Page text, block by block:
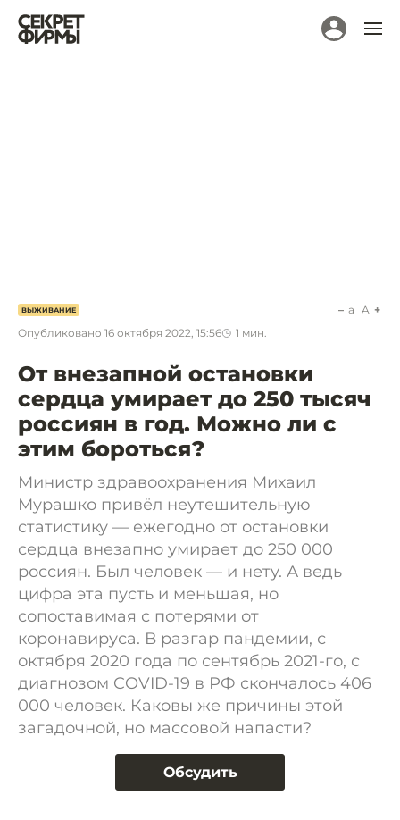
ВЫЖИВАНИЕ
Опубликовано 16 октября 2022, 15:56 1 мин.
a A
От внезапной остановки
сердца умирает до 250 тысяч
россиян в год. Можно ли с
этим бороться?
Министр здравоохранения Михаил
Мурашко привёл неутешительную
статистику — ежегодно от остановки
сердца внезапно умирает до 250 000
россиян. Был человек — и нету. А ведь
цифра эта пусть и меньшая, но
сопоставимая с потерями от
коронавируса. В разгар пандемии, с
октября 2020 года по сентябрь 2021-го, с
диагнозом COVID-19 в РФ скончалось 406
000 человек. Каковы же причины этой
загадочной, но массовой напасти?
Обсудить